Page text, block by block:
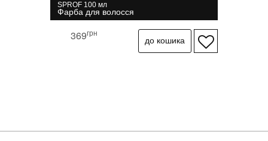
SPROF 100 мл
Фарба для волосся
369грн